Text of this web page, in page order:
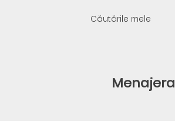
Căutările mele
Menajera